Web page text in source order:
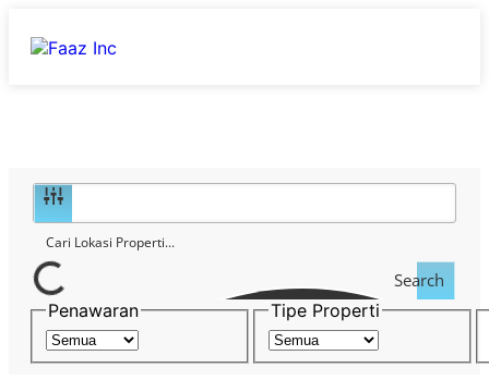
Search
Penawaran
Tipe Properti